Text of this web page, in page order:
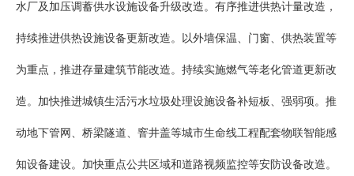
水厂及加压调蓄供水设施设备升级改造。有序推进供热计量改造，
持续推进供热设施设备更新改造。以外墙保温、门窗、供热装置等
为重点，推进存量建筑节能改造。持续实施燃气等老化管道更新改
造。加快推进城镇生活污水垃圾处理设施设备补短板、强弱项。推
动地下管网、桥梁隧道、窨井盖等城市生命线工程配套物联智能感
知设备建设。加快重点公共区域和道路视频监控等安防设备改造。